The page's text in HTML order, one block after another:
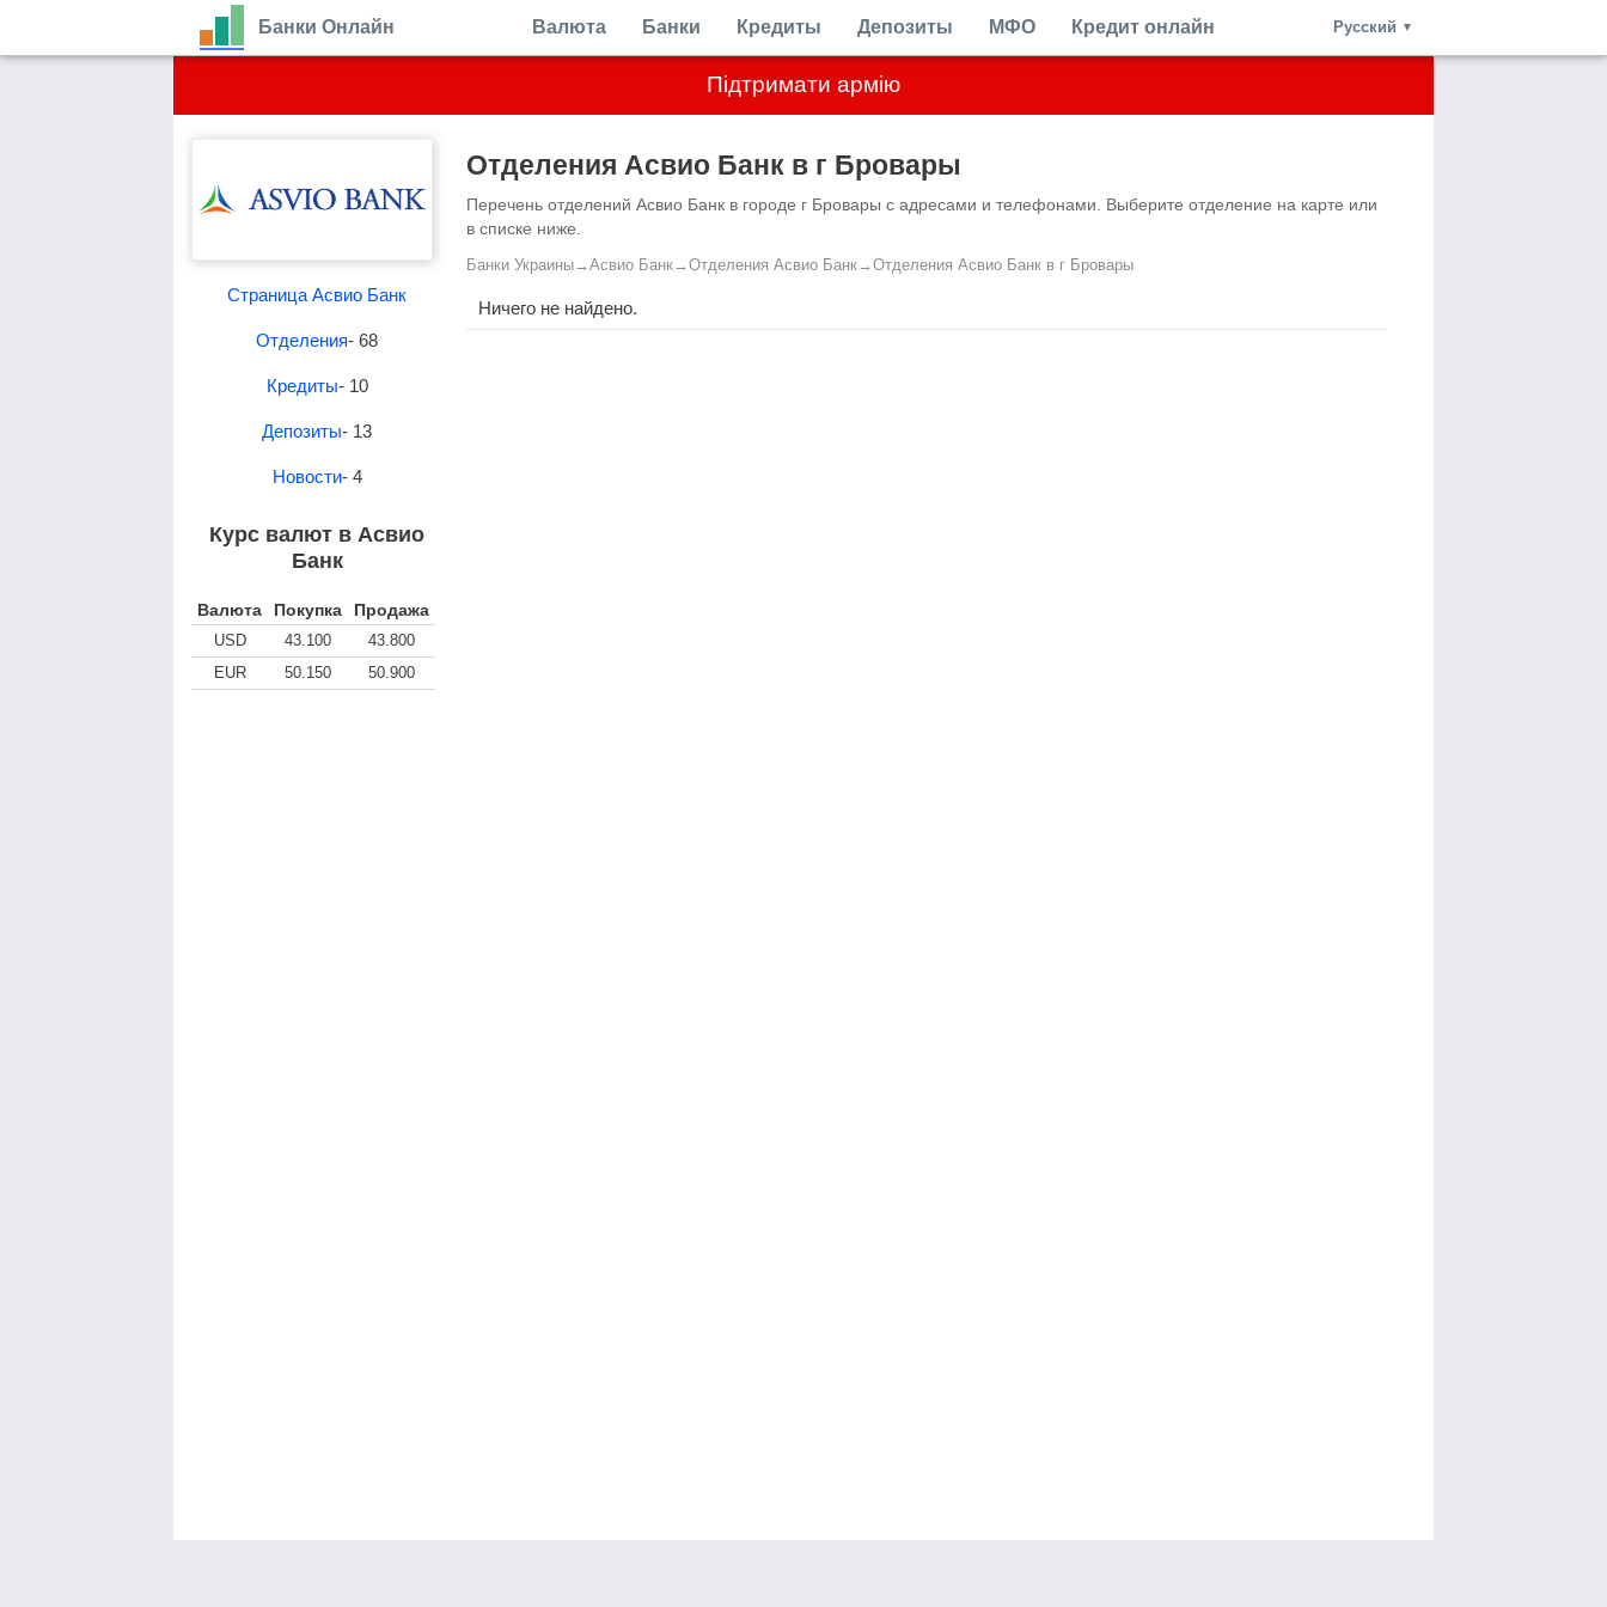
Підтримати армію
Банки Онлайн Валюта Банки Кредиты Депозиты МФО Кредит онлайн Русский ▼
Страница Асвио Банк
Отделения- 68
Кредиты- 10
Депозиты- 13
Новости- 4
Курс валют в Асвио
Банк
Валюта Покупка Продажа
USD 43.100
43.800
EUR
50.150 50.900
Отделения Асвио Банк в г Бровары
Перечень отделений Асвио Банк в городе г Бровары с адресами и телефонами. Выберите отделение на карте или
в списке ниже.
Банки Украины→ Асвио Банк→ Отделения Асвио Банк→ Отделения Асвио Банк в г Бровары
Ничего не найдено.